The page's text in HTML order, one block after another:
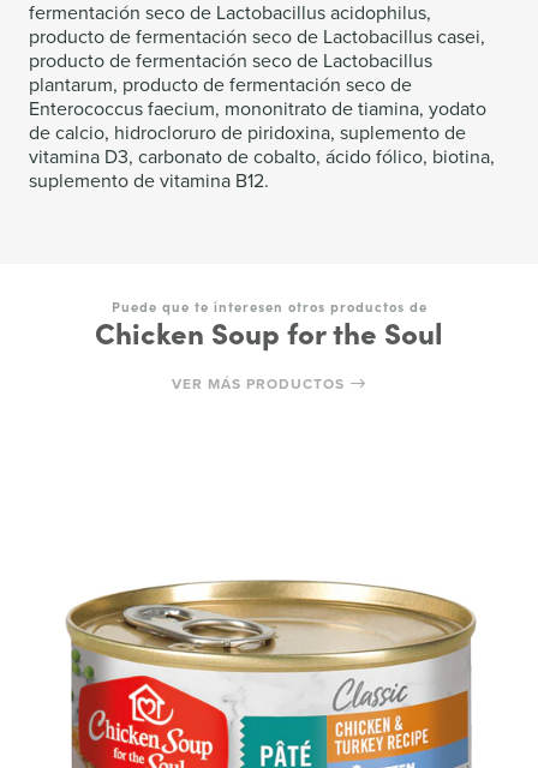
fermentación seco de Lactobacillus acidophilus,
producto de fermentación seco de Lactobacillus casei,
producto de fermentación seco de Lactobacillus
plantarum, producto de fermentación seco de
Enterococcus faecium, mononitrato de tiamina, yodato
de calcio, hidrocloruro de piridoxina, suplemento de
vitamina D3, carbonato de cobalto, ácido fólico, biotina,
suplemento de vitamina B12.
Puede que te interesen otros productos de
Chicken Soup for the Soul
VER MÁS PRODUCTOS